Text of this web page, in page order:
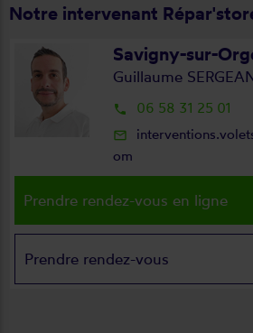
Notre intervenant
Savigny-sur-
Guillaume
local_phone 06 58 31 25 01
mail_outline
om
Prendre rendez-vous en ligne
Prendre rendez-vous